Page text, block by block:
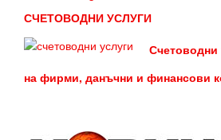
СЧЕТОВОДНИ УСЛУГИ
Счетоводни
на фирми, данъчни и финансови